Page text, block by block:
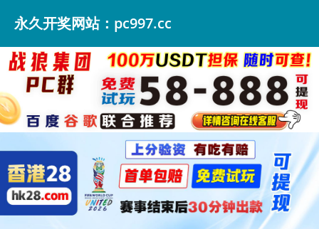
永久开奖网站：pc997.cc